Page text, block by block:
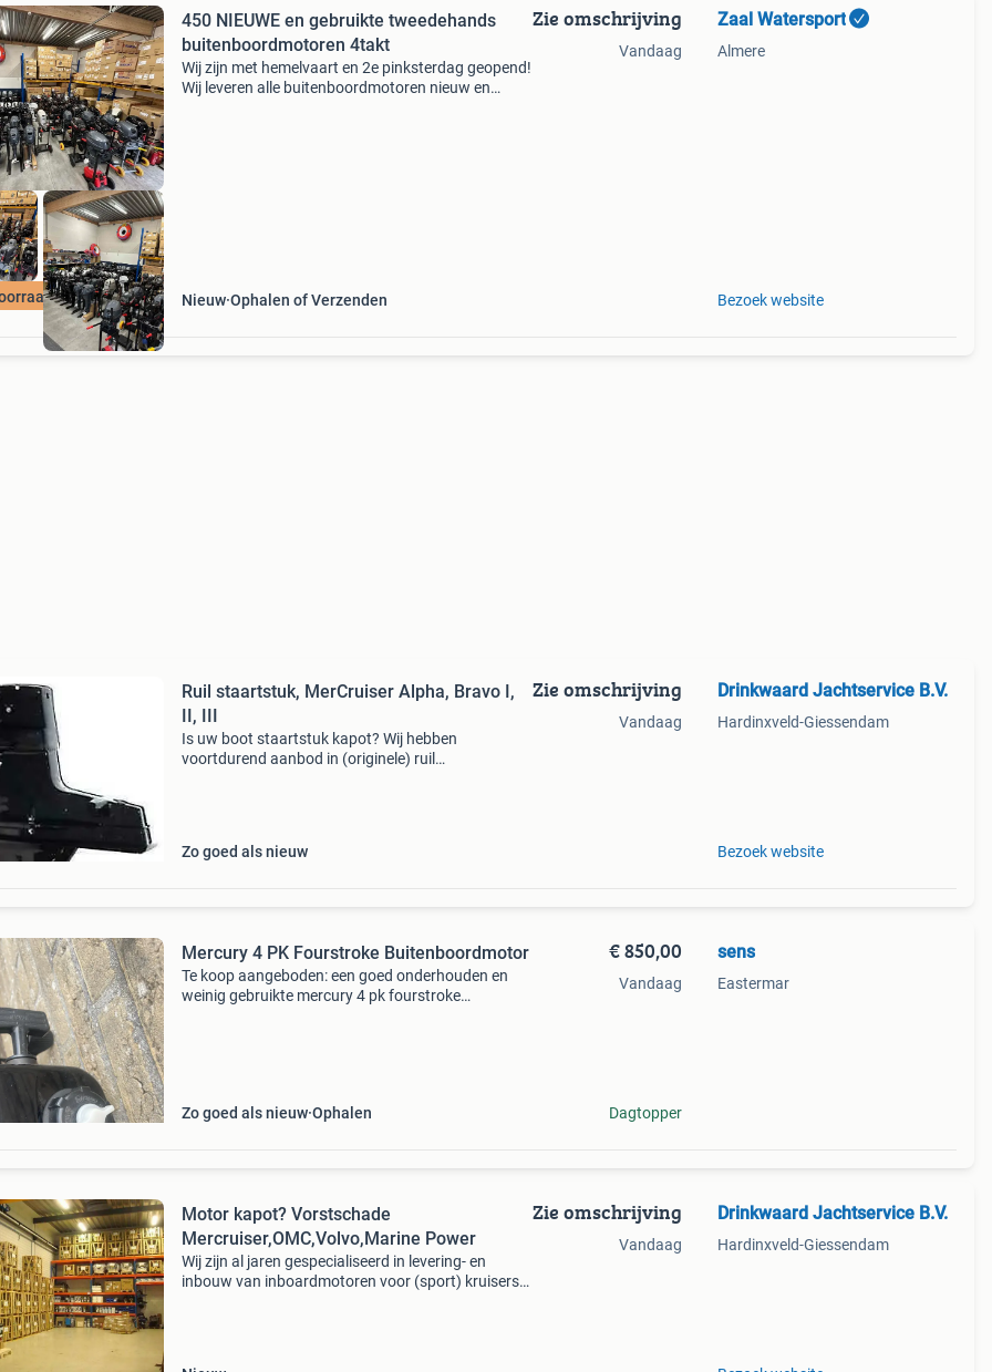
actie
450 NIEUWE en gebruikte tweedehands
buitenboordmotoren 4takt
Wij zijn met hemelvaart en 2e pinksterdag geopend!
Wij leveren alle buitenboordmotoren nieuw en
Nieuw Ophalen of Verzenden
Zie omschrijving
Vandaag
Zaal Watersport
Almere
Bezoek website
Ruil staartstuk, MerCruiser Alpha, Bravo I,
II, III
Is uw boot staartstuk kapot? Wij hebben
voortdurend aanbod in (originele) ruil
Zo goed als nieuw
Zie omschrijving
Vandaag
Drinkwaard Jachtservice B.V.
Hardinxveld-Giessendam
Bezoek website
Mercury 4 PK Fourstroke Buitenboordmotor
Te koop aangeboden: een goed onderhouden en
weinig gebruikte mercury 4 pk fourstroke
Zo goed als nieuw Ophalen
€ 850,00
Vandaag
Dagtopper
sens
Eastermar
Motor kapot? Vorstschade
Mercruiser,OMC,Volvo,Marine Power
Wij zijn al jaren gespecialiseerd in levering- en
inbouw van inboardmotoren voor (sport) kruisers
Zie omschrijving
Vandaag
Drinkwaard Jachtservice B.V.
Hardinxveld-Giessendam